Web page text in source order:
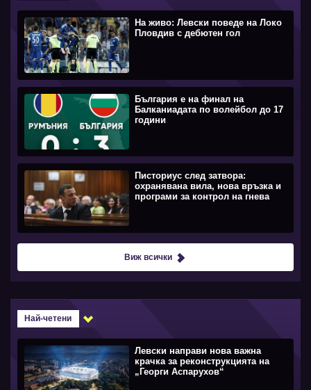
На живо: Левски поведе на Локо
Пловдив с дебютен гол
България е на финал на
Балканиадата по волейбол до 17
години
Писториус след затвора:
охранявана вила, нова връзка и
програми за контрол на гнева
Виж всички
Най-четени
Левски направи нова важна
крачка за реконструкцията на
„Георги Аспарухов“